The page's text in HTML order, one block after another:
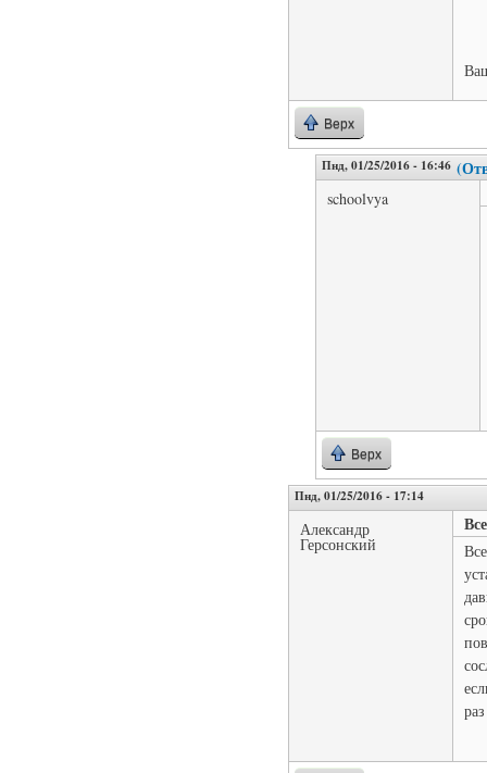
Верх
Пнд, 01/25/2016 - 16:46
schoolvya
Верх
Пнд, 01/25/2016 - 17:14
Александр
Герсонский